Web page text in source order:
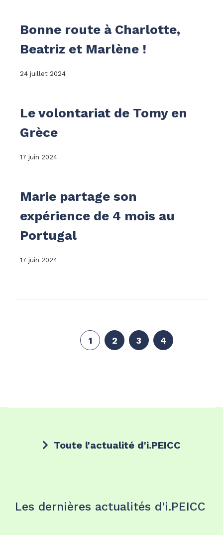
Bonne route à Charlotte,
Beatriz et Marlène !
24 juillet 2024
Le volontariat de Tomy en
Grèce
17 juin 2024
Marie partage son
expérience de 4 mois au
Portugal
17 juin 2024
1 2 3 4
Toute l'actualité d'i.PEICC
Les dernières actualités d'i.PEICC